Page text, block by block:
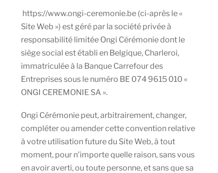
https://www.ongi-ceremonie.be (ci-après le «
Site Web ») est géré par la société privée à
responsabilité limitée Ongi Cérémonie dont le
siège social est établi en Belgique, Charleroi,
immatriculée à la Banque Carrefour des
Entreprises sous le numéro BE 074 9615 010 «
ONGI CEREMONIE SA ».
Ongi Cérémonie peut, arbitrairement, changer,
compléter ou amender cette convention relative
à votre utilisation future du Site Web, à tout
moment, pour n’importe quelle raison, sans vous
en avoir averti, ou toute personne, et sans que sa